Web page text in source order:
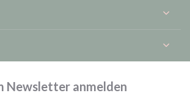
Newsletter anmelden